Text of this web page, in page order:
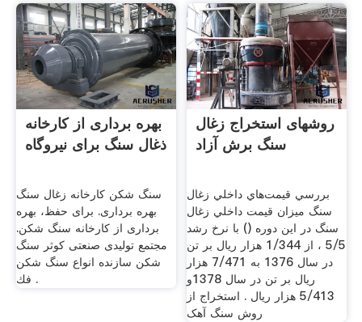
بهره برداری از کارخانه
ذغال سنگ برای نیروگاه
سنگ شکن کارخانه زغال سنگ
بهره برداری. برای حفظ، بهره
برداری از کارخانه سنگ شکن.
مجتمع تولیدی صنعتی کوثر سنگ
شکن سازنده انواع سنگ شكن
فك .
روشهای استخراج زغال
سنگ برش آزاد
بررسي قيمت‌هاي داخلي زغال
سنگ ميزان قيمت داخلي زغال
سنگ در اين دوره () با نرخ رشد
5/5 ، از 1/344 هزار ريال بر تن
در سال 1376 به 7/471 هزار
ريال بر تن در سال 1378و
5/413 هزار ريال . استخراج از
روش سنگ آهک